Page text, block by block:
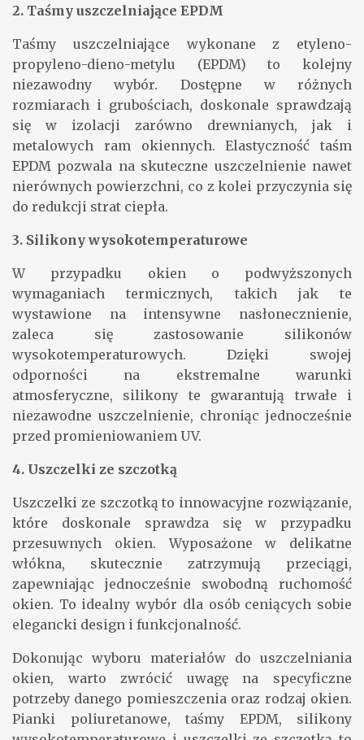
2. Taśmy uszczelniające EPDM
Taśmy uszczelniające wykonane z etyleno-
propyleno-dieno-metylu (EPDM) to kolejny
niezawodny wybór. Dostępne w różnych
rozmiarach i grubościach, doskonale sprawdzają
się w izolacji zarówno drewnianych, jak i
metalowych ram okiennych. Elastyczność taśm
EPDM pozwala na skuteczne uszczelnienie nawet
nierównych powierzchni, co z kolei przyczynia się
do redukcji strat ciepła.
3. Silikony wysokotemperaturowe
W przypadku okien o podwyższonych
wymaganiach termicznych, takich jak te
wystawione na intensywne nasłonecznienie,
zaleca się zastosowanie silikonów
wysokotemperaturowych. Dzięki swojej
odporności na ekstremalne warunki
atmosferyczne, silikony te gwarantują trwałe i
niezawodne uszczelnienie, chroniąc jednocześnie
przed promieniowaniem UV.
4. Uszczelki ze szczotką
Uszczelki ze szczotką to innowacyjne rozwiązanie,
które doskonale sprawdza się w przypadku
przesuwnych okien. Wyposażone w delikatne
włókna, skutecznie zatrzymują przeciągi,
zapewniając jednocześnie swobodną ruchomość
okien. To idealny wybór dla osób ceniących sobie
elegancki design i funkcjonalność.
Dokonując wyboru materiałów do uszczelniania
okien, warto zwrócić uwagę na specyficzne
potrzeby danego pomieszczenia oraz rodzaj okien.
Pianki poliuretanowe, taśmy EPDM, silikony